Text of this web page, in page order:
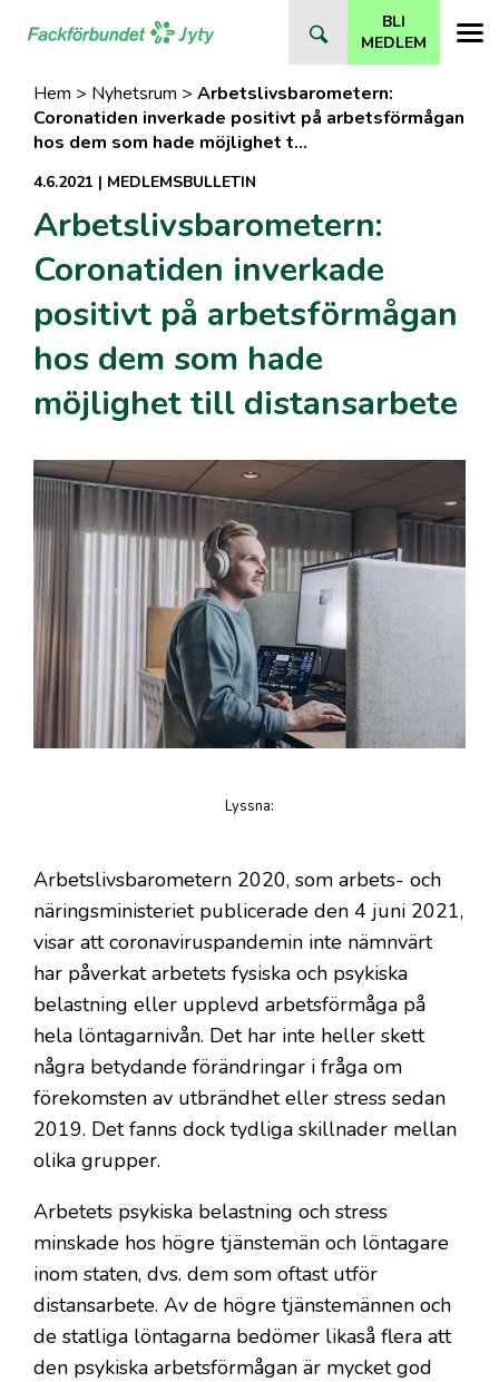
BLI
MEDLEM
Hem > Nyhetsrum > Arbetslivsbarometern:
Coronatiden inverkade positivt på arbetsförmågan
hos dem som hade möjlighet t…
4.6.2021 | MEDLEMSBULLETIN
Arbetslivsbarometern:
Coronatiden inverkade
positivt på arbetsförmågan
hos dem som hade
möjlighet till distansarbete
Lyssna:
Arbetslivsbarometern 2020, som arbets- och
näringsministeriet publicerade den 4 juni 2021,
visar att coronaviruspandemin inte nämnvärt
har påverkat arbetets fysiska och psykiska
belastning eller upplevd arbetsförmåga på
hela löntagarnivån. Det har inte heller skett
några betydande förändringar i fråga om
förekomsten av utbrändhet eller stress sedan
2019. Det fanns dock tydliga skillnader mellan
olika grupper.
Arbetets psykiska belastning och stress
minskade hos högre tjänstemän och löntagare
inom staten, dvs. dem som oftast utför
distansarbete. Av de högre tjänstemännen och
de statliga löntagarna bedömer likaså flera att
den psykiska arbetsförmågan är mycket god